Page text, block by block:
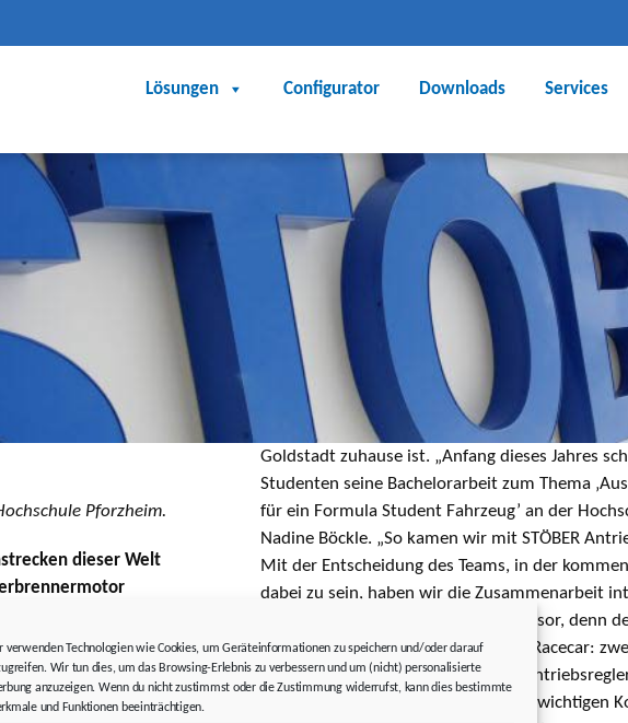
verwenden Technologien wie Cookies, um Geräteinformationen zu speichern und/oder darauf
Wir tun dies, um das Browsing-Erlebnis zu verbessern und um (nicht) personalisierte
anzuzeigen. Wenn du nicht zustimmst oder die Zustimmung widerrufst, kann dies bestimmte
und Funktionen beeinträchtigen.
Lösungen Configurator Downloads Services
Pforzheim.
dieser Welt
neuen Boliden auf die
„Emerald“. Dass
jede Menge Strom,
erstmals an
Goldstadt zuhause ist. „Anfang dieses Jahres
Studenten seine Bachelorarbeit zum Thema
für ein Formula Student Fahrzeug’ an der
Nadine Böckle. „So kamen wir mit STÖBER
Mit der Entscheidung des Teams, in der
dabei zu sein, haben wir die Zusammenarbeit
unterstützt das Team als Platin-Sponsor, denn
nun auch handfeste Technik für das Racecar:
Getriebe und die dafür benötigten
Know-how der Ingenieure, um diese wichtigen